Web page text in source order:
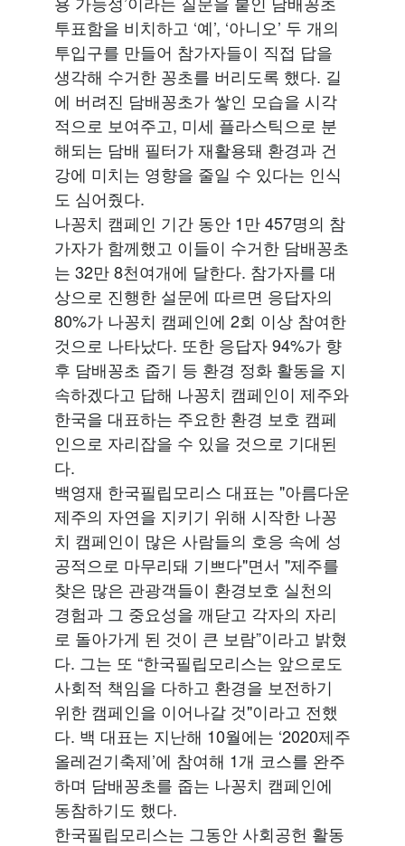
투표함을 비치하고 ‘예’, ‘아니오’ 두 개의
투입구를 만들어 참가자들이 직접 답을
생각해 수거한 꽁초를 버리도록 했다. 길
에 버려진 담배꽁초가 쌓인 모습을 시각
적으로 보여주고, 미세 플라스틱으로 분
해되는 담배 필터가 재활용돼 환경과 건
강에 미치는 영향을 줄일 수 있다는 인식
도 심어줬다.
나꽁치 캠페인 기간 동안 1만 457명의 참
가자가 함께했고 이들이 수거한 담배꽁초
는 32만 8천여개에 달한다. 참가자를 대
상으로 진행한 설문에 따르면 응답자의
80%가 나꽁치 캠페인에 2회 이상 참여한
것으로 나타났다. 또한 응답자 94%가 향
후 담배꽁초 줍기 등 환경 정화 활동을 지
속하겠다고 답해 나꽁치 캠페인이 제주와
한국을 대표하는 주요한 환경 보호 캠페
인으로 자리잡을 수 있을 것으로 기대된
다.
백영재 한국필립모리스 대표는 "아름다운
제주의 자연을 지키기 위해 시작한 나꽁
치 캠페인이 많은 사람들의 호응 속에 성
공적으로 마무리돼 기쁘다"면서 "제주를
찾은 많은 관광객들이 환경보호 실천의
경험과 그 중요성을 깨닫고 각자의 자리
로 돌아가게 된 것이 큰 보람”이라고 밝혔
다. 그는 또 “한국필립모리스는 앞으로도
사회적 책임을 다하고 환경을 보전하기
위한 캠페인을 이어나갈 것"이라고 전했
다. 백 대표는 지난해 10월에는 ‘2020제주
올레걷기축제’에 참여해 1개 코스를 완주
하며 담배꽁초를 줍는 나꽁치 캠페인에
동참하기도 했다.
한국필립모리스는 그동안 사회공헌 활동